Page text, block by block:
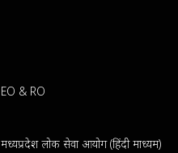
EO & RO
मध्यप्रदेश लोक सेवा आयोग (हिंदी माध्यम)